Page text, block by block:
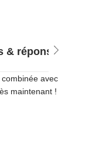
& réponses
avec
maintenant !